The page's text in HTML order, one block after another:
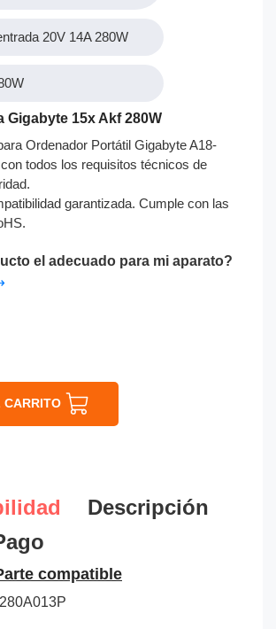
20V 14A 280W
Gigabyte 15x Akf 280W
Ordenador Portátil Gigabyte A18-
todos los requisitos técnicos de
garantizada. Cumple con las
el adecuado para mi aparato?
CARRITO
Descripción
compatible